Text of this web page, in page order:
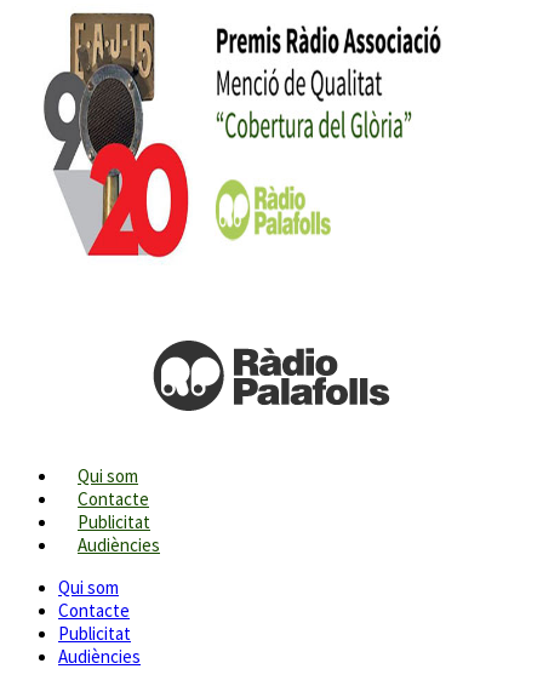
Qui som
Contacte
Publicitat
Audiències
Qui som
Contacte
Publicitat
Audiències